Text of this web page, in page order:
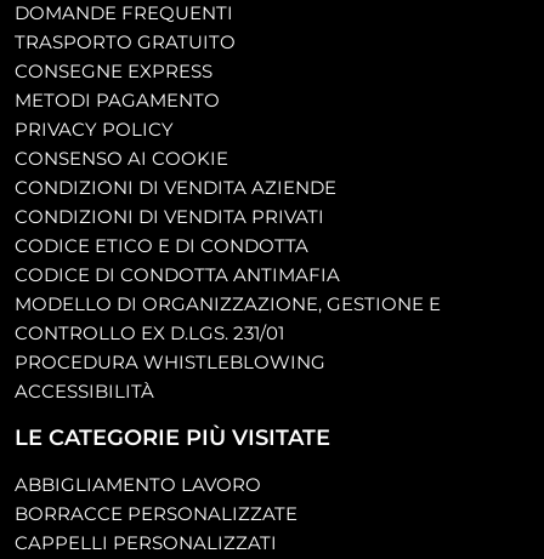
DOMANDE FREQUENTI
TRASPORTO GRATUITO
CONSEGNE EXPRESS
METODI PAGAMENTO
PRIVACY POLICY
CONSENSO AI COOKIE
CONDIZIONI DI VENDITA AZIENDE
CONDIZIONI DI VENDITA PRIVATI
CODICE ETICO E DI CONDOTTA
CODICE DI CONDOTTA ANTIMAFIA
MODELLO DI ORGANIZZAZIONE, GESTIONE E
CONTROLLO EX D.LGS. 231/01
PROCEDURA WHISTLEBLOWING
ACCESSIBILITÀ
LE CATEGORIE PIÙ VISITATE
ABBIGLIAMENTO LAVORO
BORRACCE PERSONALIZZATE
CAPPELLI PERSONALIZZATI